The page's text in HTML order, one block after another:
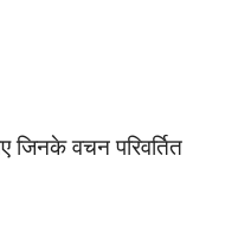
जिनके वचन परिवर्तित